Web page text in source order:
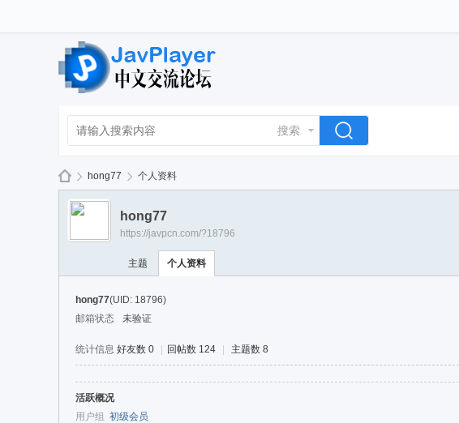
搜索
›
hong77 个人资料
hong77
https://javpcn.com/?18796
主题 个人资料
hong77(UID: 18796)
邮箱状态
未验证
统计信息 好友数 0 回帖数 124 主题数 8
活跃概况
用户组 初级会员